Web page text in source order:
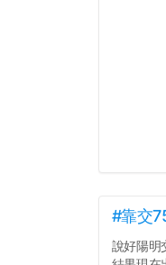
#靠交
說好陽明